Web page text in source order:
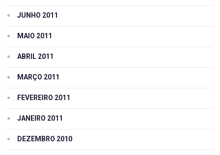
JUNHO 2011
MAIO 2011
ABRIL 2011
MARÇO 2011
FEVEREIRO 2011
JANEIRO 2011
DEZEMBRO 2010